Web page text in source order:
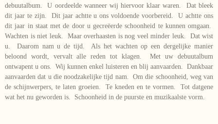
debuutalbum. U oordeelde wanneer wij hiervoor klaar waren. Dat bleek
dit jaar te zijn. Dit jaar achtte u ons voldoende voorbereid. U achtte ons
dit jaar in staat met de door u gecreëerde schoonheid te kunnen omgaan.
Wachten is niet leuk. Maar overhaasten is nog veel minder leuk. Dat wist
u. Daarom nam u de tijd. Als het wachten op een dergelijke manier
beloond wordt, vervalt alle reden tot klagen. Met uw debuutalbum
ontwapent u ons. Wij kunnen enkel luisteren en blij aanvaarden. Dankbaar
aanvaarden dat u die noodzakelijke tijd nam. Om die schoonheid, weg van
de schijnwerpers, te laten groeien. Te kneden en te vormen. Tot datgene
wat het nu geworden is. Schoonheid in de puurste en muzikaalste vorm.